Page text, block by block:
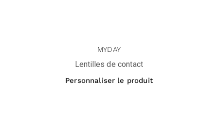
MYDAY
Lentilles de contact
Personnaliser le produit